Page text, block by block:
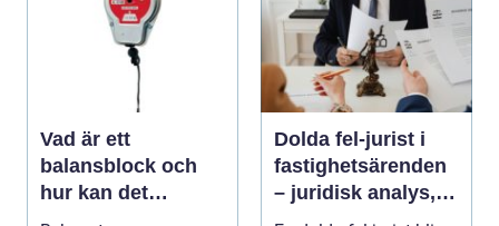
Vad är ett
balansblock och
hur kan det
förbättra din
Dolda fel-jurist i
fastighetsärenden
– juridisk analys,
beviskrav och hur